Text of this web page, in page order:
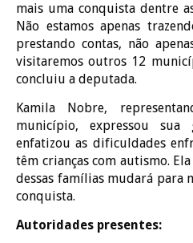
mais uma conquista dentre
Não estamos apenas
prestando contas, não
visitaremos outros 12
concluiu a deputada.
Kamila Nobre,
município, expressou
enfatizou as dificuldades
têm crianças com autismo.
dessas famílias mudará para
conquista.
Autoridades presentes: